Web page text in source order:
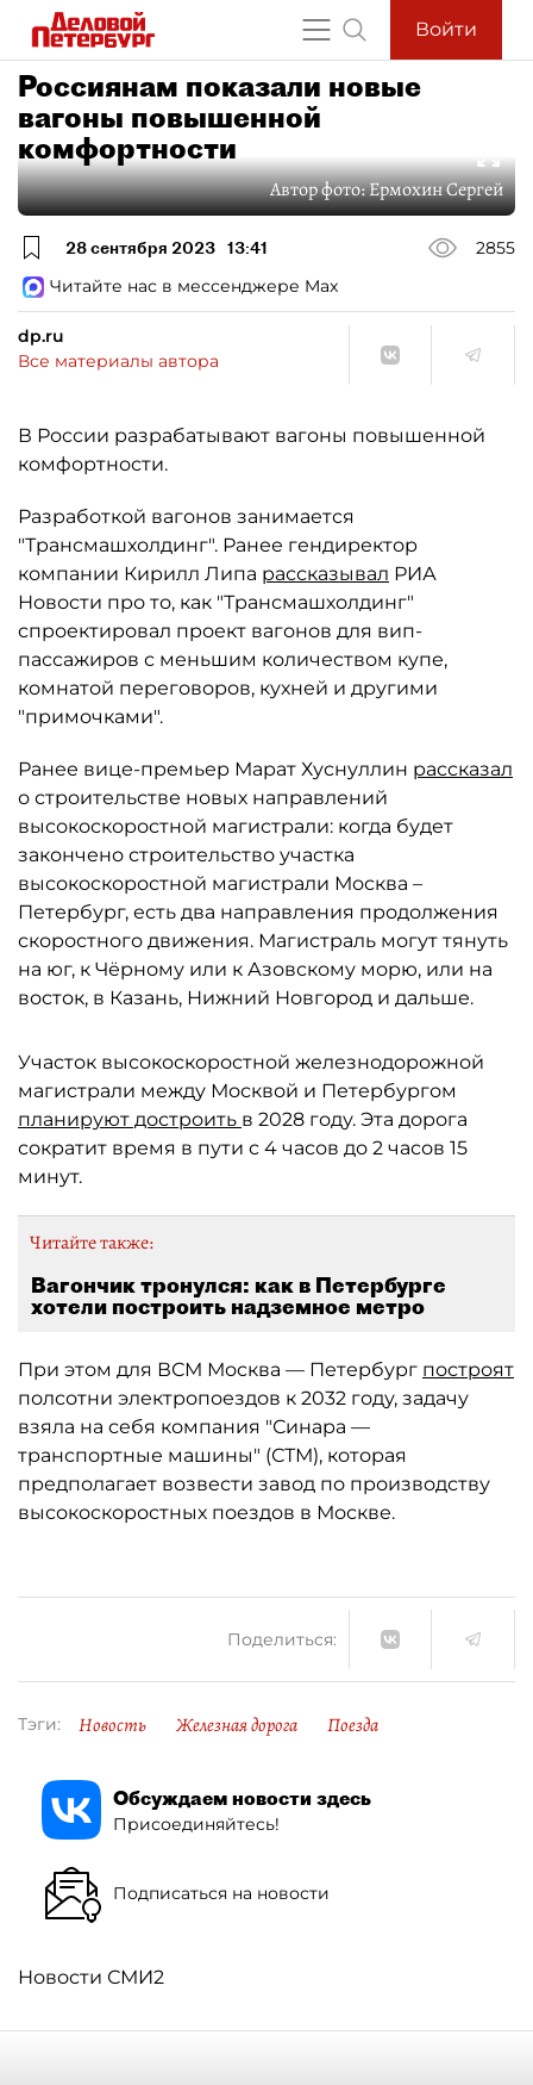
Войти
Россиянам показали новые
вагоны повышенной
комфортности
Автор фото:Ермохин Сергей
28 сентября 2023 13:41
2855
Читайте нас в мессенджере Max
dp.ru
Все материалы автора
В России разрабатывают вагоны повышенной
комфортности.
Разработкой вагонов занимается
"Трансмашхолдинг". Ранее гендиректор
компании Кирилл Липа рассказывал РИА
Новости про то, как "Трансмашхолдинг"
спроектировал проект вагонов для вип-
пассажиров с меньшим количеством купе,
комнатой переговоров, кухней и другими
"примочками".
Ранее вице-премьер Марат Хуснуллин рассказал
о строительстве новых направлений
высокоскоростной магистрали: когда будет
закончено строительство участка
высокоскоростной магистрали Москва –
Петербург, есть два направления продолжения
скоростного движения. Магистраль могут тянуть
на юг, к Чёрному или к Азовскому морю, или на
восток, в Казань, Нижний Новгород и дальше.
Участок высокоскоростной железнодорожной
магистрали между Москвой и Петербургом
планируют достроить в 2028 году. Эта дорога
сократит время в пути с 4 часов до 2 часов 15
минут.
Читайте также:
Вагончик тронулся: как в Петербурге
хотели построить надземное метро
При этом для ВСМ Москва — Петербург построят
полсотни электропоездов к 2032 году, задачу
взяла на себя компания "Синара —
транспортные машины" (СТМ), которая
предполагает возвести завод по производству
высокоскоростных поездов в Москве.
Поделиться:
Тэги: Новость Железная дорога Поезда
Обсуждаем новости здесь
Присоединяйтесь!
Подписаться на новости
Новости СМИ2